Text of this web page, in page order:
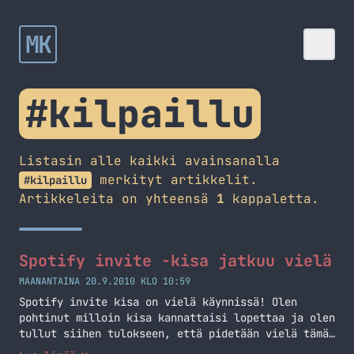
MK
#kilpaillu
Listasin alle kaikki avainsanalla
#kilpaillu
merkityt artikkelit.
Artikkeleita on yhteensä 1 kappaletta.
Spotify invite -kisa jatkuu vielä
MAANANTAINA 20.9.2010 KLO 10:59
Spotify invite kisa on vielä käynnissä! Olen
pohtinut milloin kisa kannattaisi lopettaa ja olen
tullut siihen tulokseen, että pidetään vielä tämä
ja ensi viikko. Joten sinullakin on vielä